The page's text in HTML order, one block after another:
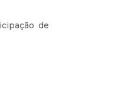
de